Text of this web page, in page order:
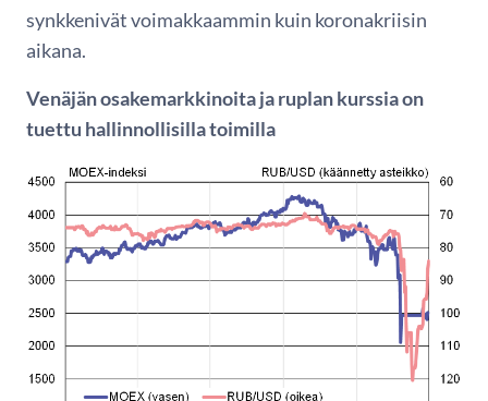
synkkenivät voimakkaammin kuin koronakriisin
aikana.
Venäjän osakemarkkinoita ja ruplan kurssia on
tuettu hallinnollisilla toimilla